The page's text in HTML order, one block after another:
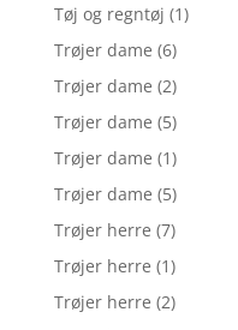
Tøj og regntøj (1)
Trøjer dame (6)
Trøjer dame (2)
Trøjer dame (5)
Trøjer dame (1)
Trøjer dame (5)
Trøjer herre (7)
Trøjer herre (1)
Trøjer herre (2)